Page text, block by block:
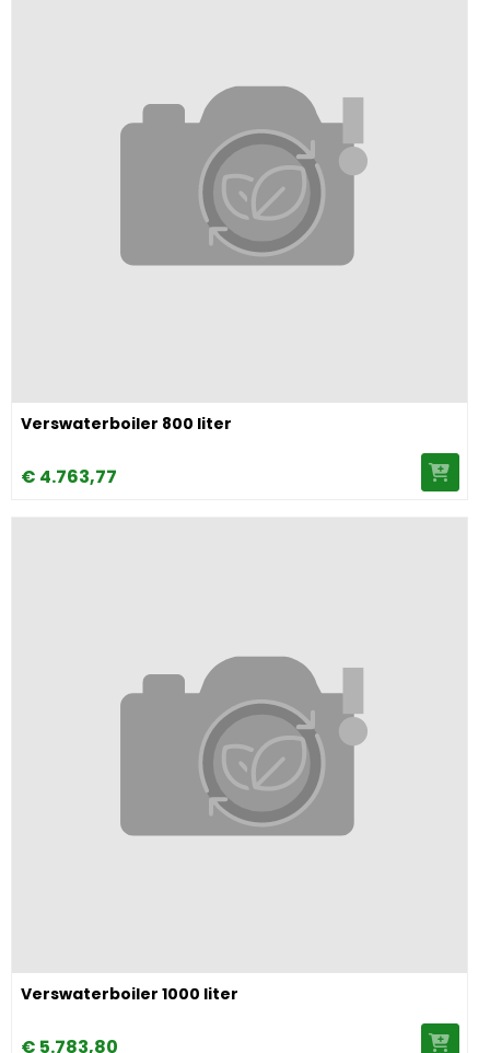
Image Verswaterboiler 800 liter
Verswaterboiler 800 liter
€ 4.763,77
Image Verswaterboiler 1000 liter
Verswaterboiler 1000 liter
€ 5.783,80